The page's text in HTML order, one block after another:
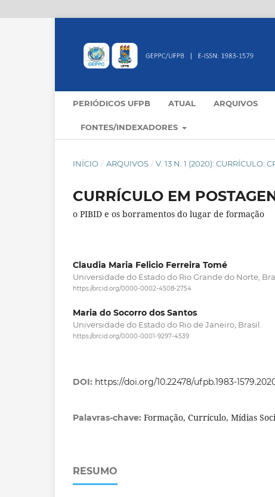
PERIÓDICOS UFPB ATUAL ARQUIVOS
FONTES/INDEXADORES
INÍCIO / ARQUIVOS / V. 13 N. 1 (2020): CURRÍCULO:
CURRÍCULO EM
o PIBID e os borramentos do lugar de formação
Claudia Maria Felicio Ferreira Tomé
Universidade do Estado do Rio Grande do Norte,
https://orcid.org/0000-0002-4508-2754
Maria do Socorro dos Santos
Universidade do Estado do Rio de Janeiro, Brasil.
https://orcid.org/0000-0001-9297-4539
DOI: https://doi.org/10.22478/ufpb.1983-
Palavras-chave: Formação, Currículo, Mídias
RESUMO